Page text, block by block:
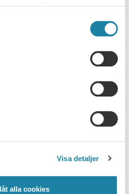
Visa detaljer
alla cookies